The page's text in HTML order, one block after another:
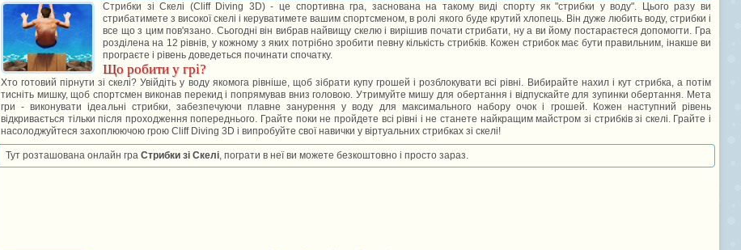
Стрибки зі Скелі (Cliff Diving 3D) - це спортивна гра, заснована на такому виді спорту як "стрибки у воду". Цього разу ви
стрибатимете з високої скелі і керуватимете вашим спортсменом, в ролі якого буде крутий хлопець. Він дуже любить воду, стрибки і
все що з цим пов'язано. Сьогодні він вибрав найвищу скелю і вирішив почати стрибати, ну а ви йому постараєтеся допомогти. Гра
розділена на 12 рівнів, у кожному з яких потрібно зробити певну кількість стрибків. Кожен стрибок має бути правильним, інакше ви
програєте і рівень доведеться починати спочатку.
Що робити у грі?
Хто готовий пірнути зі скелі? Увійдіть у воду якомога рівніше, щоб зібрати купу грошей і розблокувати всі рівні. Вибирайте нахил і кут стрибка, а потім
тисніть мишку, щоб спортсмен виконав перекид і попрямував вниз головою. Утримуйте мишу для обертання і відпускайте для зупинки обертання. Мета
гри - виконувати ідеальні стрибки, забезпечуючи плавне занурення у воду для максимального набору очок і грошей. Кожен наступний рівень
відкривається тільки після проходження попереднього. Грайте поки не пройдете всі рівні і не станете найкращим майстром зі стрибків зі скелі. Грайте і
насолоджуйтеся захоплюючою грою Cliff Diving 3D і випробуйте свої навички у віртуальних стрибках зі скелі!
Тут розташована онлайн гра Стрибки зі Скелі, пограти в неї ви можете безкоштовно і просто зараз.